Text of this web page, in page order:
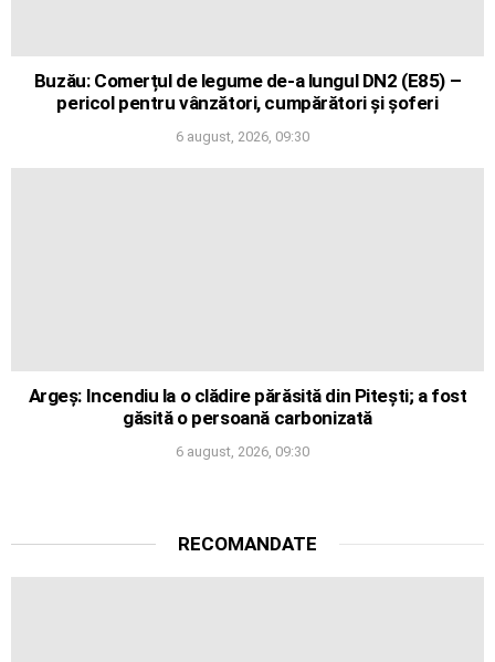
Buzău: Comerțul de legume de-a lungul DN2 (E85) –
pericol pentru vânzători, cumpărători și șoferi
6 august, 2026, 09:30
Argeș: Incendiu la o clădire părăsită din Pitești; a fost
găsită o persoană carbonizată
6 august, 2026, 09:30
RECOMANDATE